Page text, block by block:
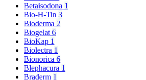
Betaisodona 1
Bio-H-Tin 3
Bioderma 2
Biogelat 6
BioKap 1
Biolectra 1
Bionorica 6
Blephacura 1
Braderm 1